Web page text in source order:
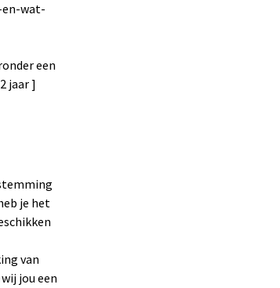
wat-
een
jaar ]
je het
van
jou een